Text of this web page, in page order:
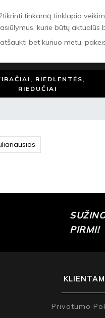
RIEDLENTĖS,
RIEDUČIAI
PIRMI!
Privatumo
tinkamą tinklapio
kurie būtų
bet kuriuo metu,